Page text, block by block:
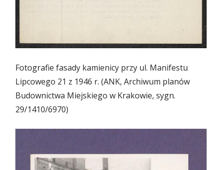
Fotografie fasady kamienicy przy ul. Manifestu
Lipcowego 21 z 1946 r. (ANK, Archiwum planów
Budownictwa Miejskiego w Krakowie, sygn.
29/1410/6970)